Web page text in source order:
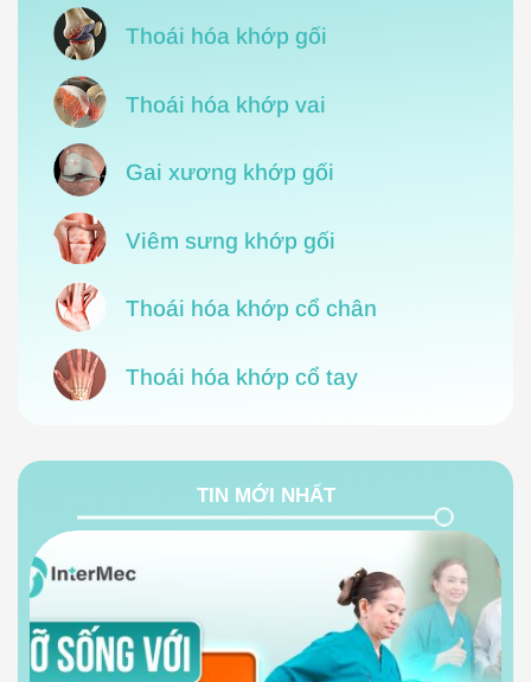
Thoái hóa khớp gối
Thoái hóa khớp vai
Gai xương khớp gối
Viêm sưng khớp gối
Thoái hóa khớp cổ chân
Thoái hóa khớp cổ tay
TIN MỚI NHẤT